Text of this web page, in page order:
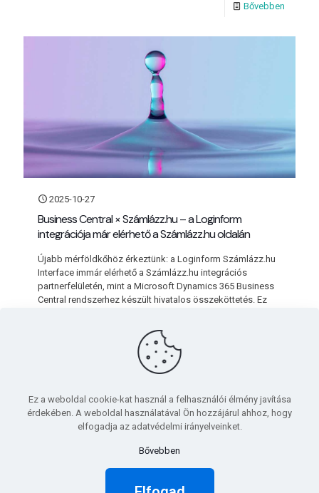
Bővebben
2025-10-27
Business Central × Számlázz.hu – a Loginform
integrációja már elérhető a Számlázz.hu oldalán
Újabb mérföldkőhöz érkeztünk: a Loginform Számlázz.hu
Interface immár elérhető a Számlázz.hu integrációs
partnerfelületén, mint a Microsoft Dynamics 365 Business
Central rendszerhez készült hivatalos összeköttetés. Ez
© 2003-2026 Loginform Kft. |Adatkezelési tájékoztató
Kapcsolat|Webfejlesztés: SAKKOM Interaktív
Ez a weboldal cookie-kat használ a felhasználói élmény javítása
érdekében. A weboldal használatával Ön hozzájárul ahhoz, hogy
elfogadja az adatvédelmi irányelveinket.
Bővebben